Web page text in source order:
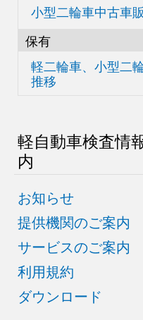
小型二輪車中古車
保有
軽二輪車、小型二
推移
軽自動車検査情
内
お知らせ
提供機関のご案内
サービスのご案内
利用規約
ダウンロード